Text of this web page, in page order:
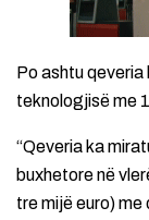
Po ashtu
teknologjisë me
“Qeveria ka
buxhetore në
tre mijë euro)